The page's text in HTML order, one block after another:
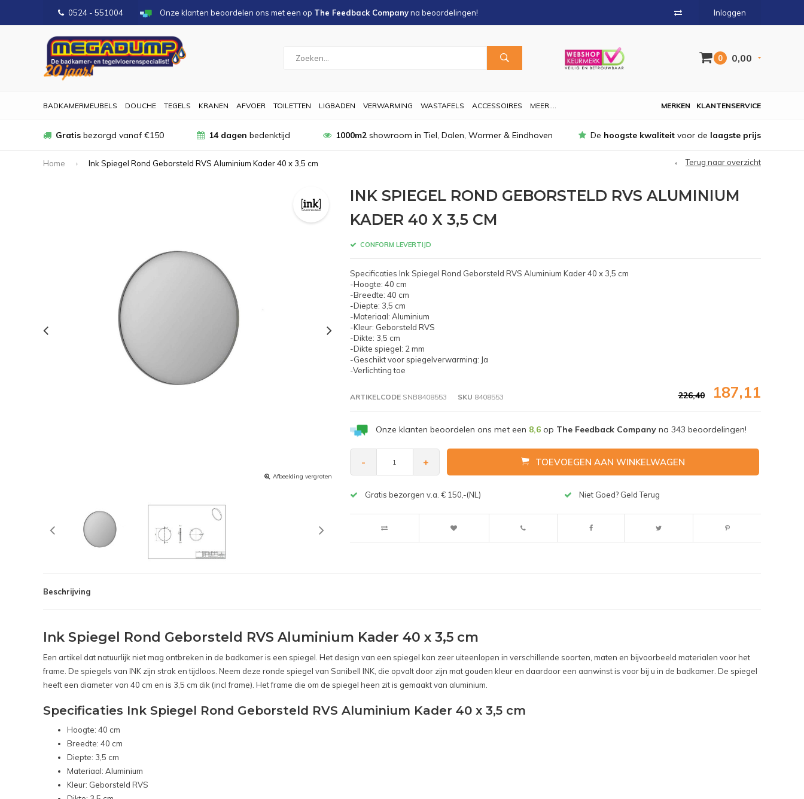
0524 - 551004 Onze klanten beoordelen ons met een op The Feedback Companyna beoordelingen! Inloggen
0 0,00
BADKAMERMEUBELS DOUCHE TEGELS KRANEN AFVOER TOILETTEN LIGBADEN VERWARMING WASTAFELS ACCESSOIRES MEER.... KLANTENSERVICE
MERKEN
Gratis bezorgd vanaf €150 14 dagen bedenktijd 1000m2showroom in Tiel, Dalen, Wormer & Eindhoven De hoogste kwaliteit voor de laagste prijs
Home Ink Spiegel Rond Geborsteld RVS Aluminium Kader 40 x 3,5 cm Terug naar overzicht
Afbeelding vergroten Afbeelding vergroten
INK SPIEGEL ROND GEBORSTELD RVS ALUMINIUM
KADER 40 X 3,5 CM
CONFORM LEVERTIJD
Specificaties Ink Spiegel Rond Geborsteld RVS Aluminium Kader 40 x 3,5 cm
-Hoogte: 40 cm
-Breedte: 40 cm
-Diepte: 3,5 cm
-Materiaal: Aluminium
-Kleur: Geborsteld RVS
-Dikte: 3,5 cm
-Dikte spiegel: 2 mm
-Geschikt voor spiegelverwarming: Ja
-Verlichting toe
ARTIKELCODESNB8408553 SKU 8408553 226,40 187,11
Onze klanten beoordelen ons met een 8,6op The Feedback Companyna 343 beoordelingen!
- + TOEVOEGEN AAN WINKELWAGEN
Gratis bezorgen v.a. € 150,-(NL) Niet Goed? Geld Terug
Beschrijving
Ink Spiegel Rond Geborsteld RVS Aluminium Kader 40 x 3,5 cm
Een artikel dat natuurlijk niet mag ontbreken in de badkamer is een spiegel. Het design van een spiegel kan zeer uiteenlopen in verschillende soorten, maten en bijvoorbeeld materialen voor het
frame. De spiegels van INK zijn strak en tijdloos. Neem deze ronde spiegel van Sanibell INK, die opvalt door zijn mat gouden kleur en daardoor een aanwinst is voor bij u in de badkamer. De spiegel
heeft een diameter van 40 cm en is 3,5 cm dik (incl frame). Het frame die om de spiegel heen zit is gemaakt van aluminium.
Specificaties Ink Spiegel Rond Geborsteld RVS Aluminium Kader 40 x 3,5 cm
Hoogte: 40 cm
Breedte: 40 cm
Diepte: 3,5 cm
Materiaal: Aluminium
Kleur: Geborsteld RVS